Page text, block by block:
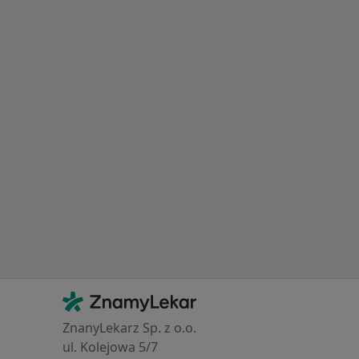
Kontakt
ZnamyLekar - Hlavní stránka
ZnanyLekarz Sp. z o.o.
ul. Kolejowa 5/7